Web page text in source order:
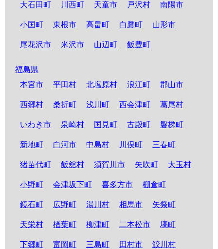
大石田町 川西町 天童市 戸沢村 南陽市
小国町 東根市 高畠町 白鷹町 山形市
尾花沢市 米沢市 山辺町 飯豊町
福島県
本宮市
平田村 北塩原村 浪江町 郡山市
西郷村 桑折町 浅川町 西会津町 葛尾村
いわき市 泉崎村 国見町 古殿町 磐梯町
新地町 白河市 中島村 川俣町 三春町
猪苗代町 飯舘村 須賀川市 矢吹町 大玉村
小野町 会津坂下町 喜多方市 棚倉町
鏡石町 広野町 湯川村 相馬市 矢祭町
天栄村 楢葉町 柳津町 二本松市 塙町
下郷町 富岡町 三島町 田村市 鮫川村